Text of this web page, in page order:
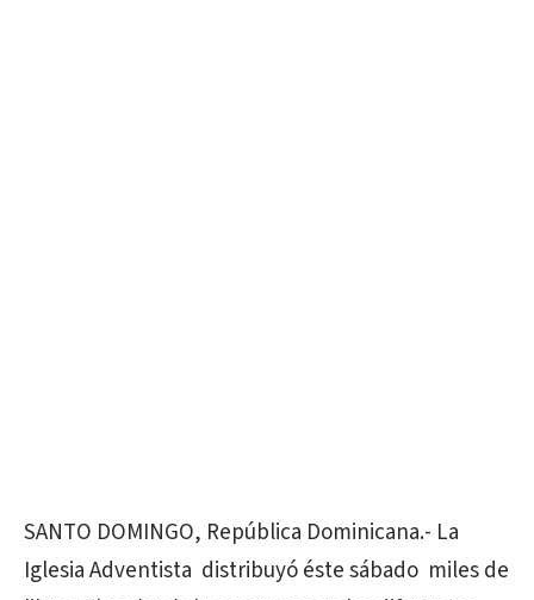
SANTO DOMINGO, República Dominicana.- La
Iglesia Adventista distribuyó éste sábado miles de